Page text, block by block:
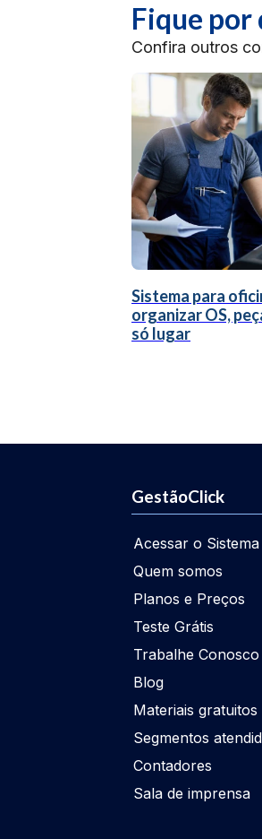
Fique
Confira outros
Sistema para
organizar OS,
só lugar
GestãoClick
Acessar o Sistema
Quem somos
Planos e Preços
Teste Grátis
Trabalhe Conosco
Blog
Materiais gratuitos
Segmentos
Contadores
Sala de imprensa